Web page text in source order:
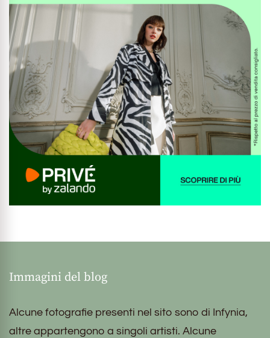
Immagini del blog
Alcune fotografie presenti nel sito sono di Infynia,
altre appartengono a singoli artisti. Alcune